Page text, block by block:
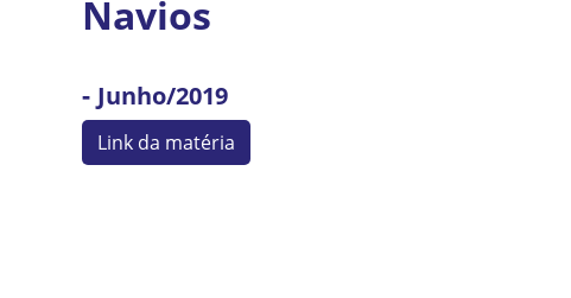
Navios
- Junho/2019
Link da matéria